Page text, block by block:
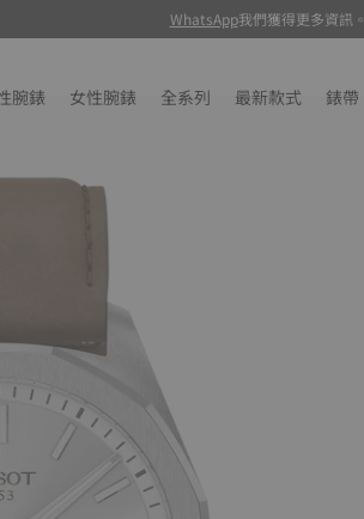
WhatsApp我們獲得更多資訊。
腕錶 女性腕錶 全系列 最新款式 錶帶